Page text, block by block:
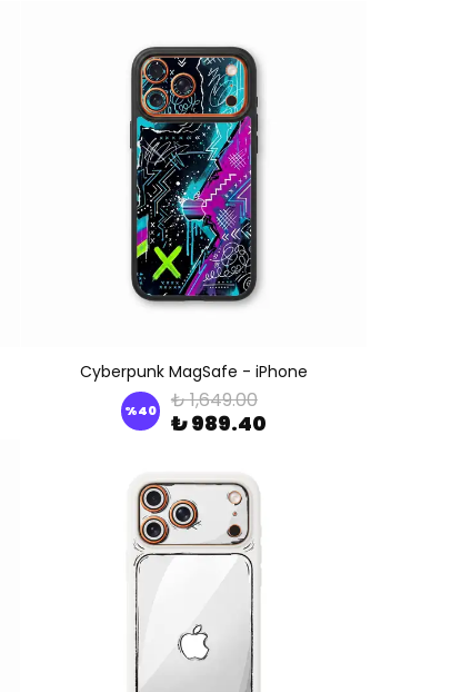
Cyberpunk MagSafe - iPhone
%40 ₺ 1,649.00
₺ 989.40